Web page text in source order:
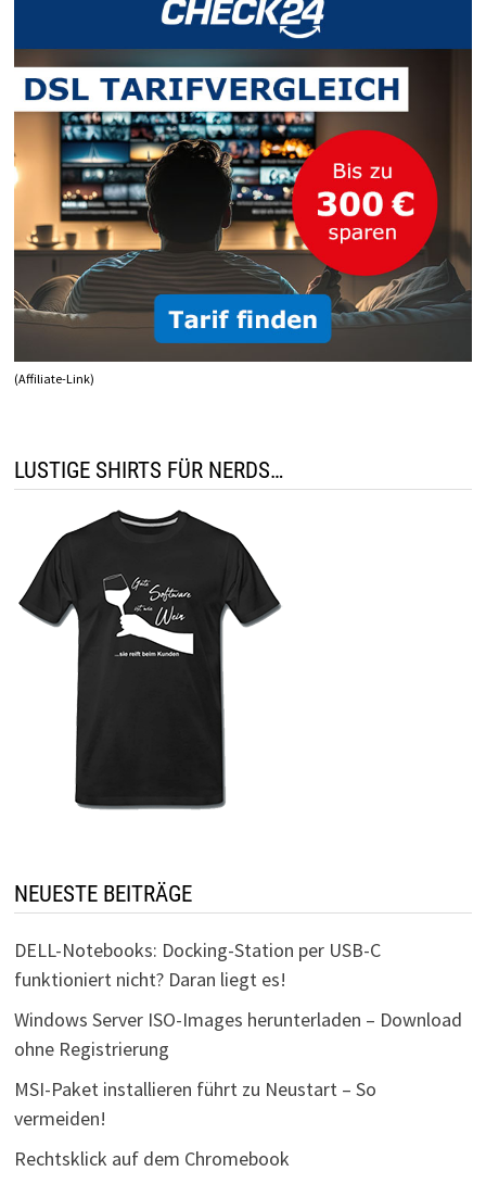
(Affiliate-Link)
LUSTIGE SHIRTS FÜR NERDS…
NEUESTE BEITRÄGE
DELL-Notebooks: Docking-Station per USB-C
funktioniert nicht? Daran liegt es!
Windows Server ISO-Images herunterladen – Download
ohne Registrierung
MSI-Paket installieren führt zu Neustart – So
vermeiden!
Rechtsklick auf dem Chromebook